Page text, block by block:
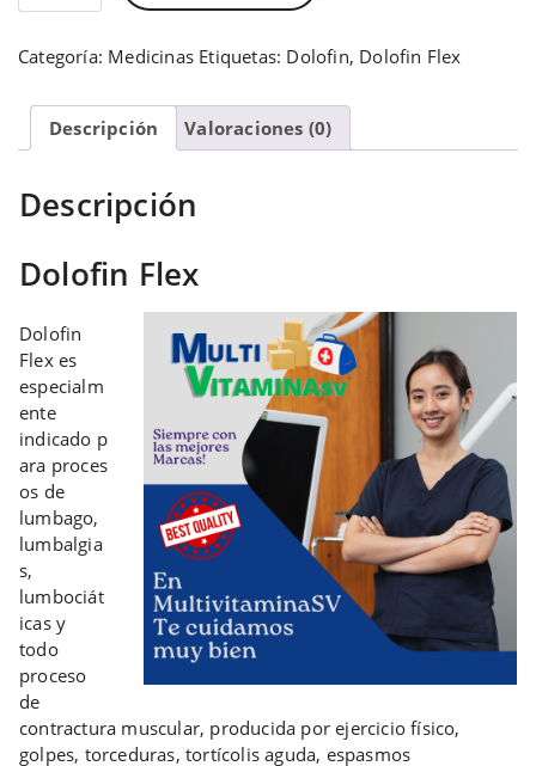
cantidad
Categoría: Medicinas Etiquetas: Dolofin, Dolofin Flex
Descripción Valoraciones (0)
Descripción
Dolofin Flex
Dolofin
Flex es
especialm
ente
indicado p
ara proces
os de
lumbago,
lumbalgia
s,
lumbociát
icas y
todo
proceso
de
contractura muscular, producida por ejercicio físico,
golpes, torceduras, tortícolis aguda, espasmos